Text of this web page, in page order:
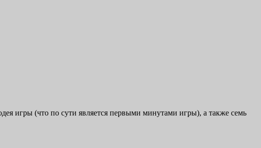
игры (что по сути является первыми минутами игры), а также семь